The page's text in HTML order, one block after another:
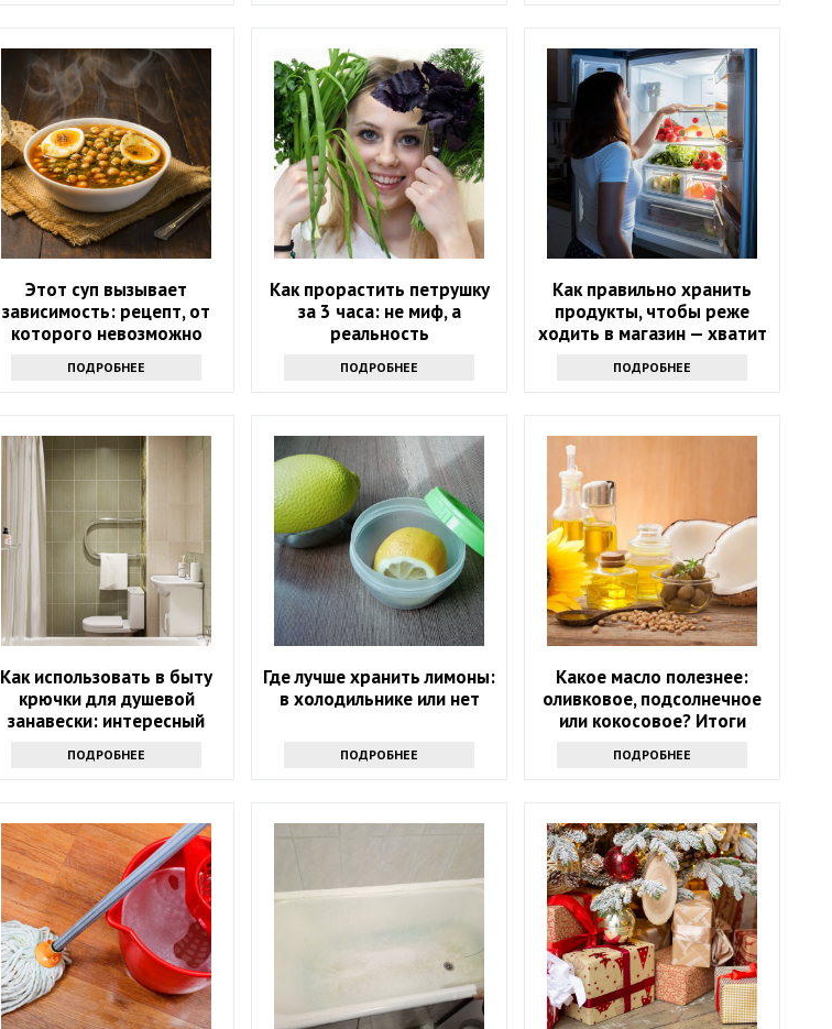
Этот суп вызывает
зависимость: рецепт, от
которого невозможно
ПОДРОБНЕЕ
Как прорастить петрушку
за 3 часа: не миф, а
реальность
ПОДРОБНЕЕ
Как правильно хранить
продукты, чтобы реже
ходить в магазин — хватит
ПОДРОБНЕЕ
Как использовать в быту
крючки для душевой
занавески: интересный
захочется его повторить
ПОДРОБНЕЕ
Где лучше хранить лимоны:
в холодильнике или нет
ПОДРОБНЕЕ
Какое масло полезнее:
оливковое, подсолнечное
или кокосовое? Итоги
ПОДРОБНЕЕ